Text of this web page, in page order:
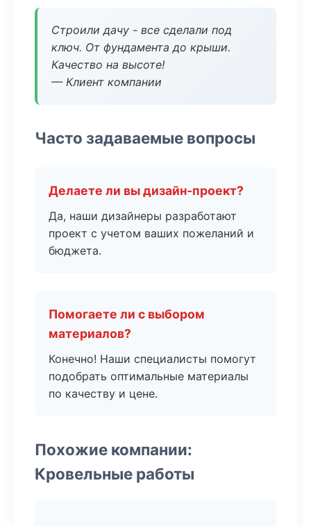
Строили дачу - все сделали под
ключ. От фундамента до крыши.
Качество на высоте!
— Клиент компании
Часто задаваемые вопросы
Делаете ли вы дизайн-проект?
Да, наши дизайнеры разработают
проект с учетом ваших пожеланий и
бюджета.
Помогаете ли с выбором
материалов?
Конечно! Наши специалисты помогут
подобрать оптимальные материалы
по качеству и цене.
Похожие компании:
Кровельные работы